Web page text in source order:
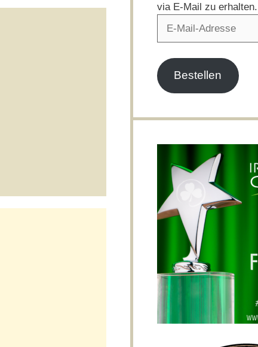
via E-Mail zu erhalten.
Bestellen